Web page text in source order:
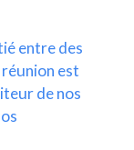
entre des
est
de nos